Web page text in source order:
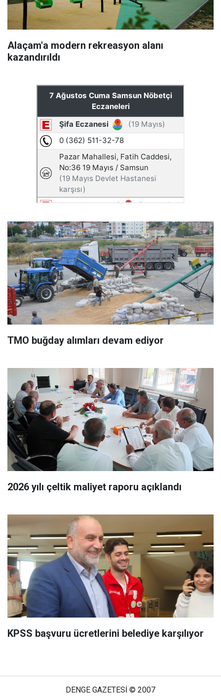
Alaçam'a modern rekreasyon alanı
kazandırıldı
TMO buğday alımları devam ediyor
2026 yılı çeltik maliyet raporu açıklandı
KPSS başvuru ücretlerini belediye karşılıyor
DENGE GAZETESİ © 2007